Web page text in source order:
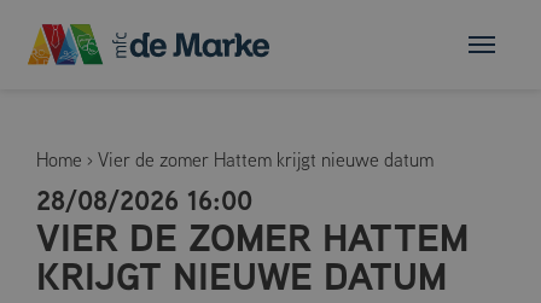
Home › Vier de zomer Hattem krijgt nieuwe datum
28/08/2026 16:00
VIER DE ZOMER HATTEM
KRIJGT NIEUWE DATUM